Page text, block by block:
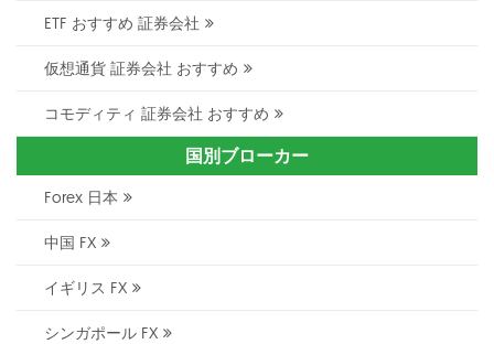
ETF おすすめ 証券会社
仮想通貨 証券会社 おすすめ
コモディティ 証券会社 おすすめ
国別ブローカー
Forex 日本
中国 FX
イギリス FX
シンガポール FX